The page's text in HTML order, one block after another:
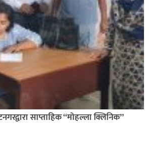
साप्ताहिक “मोहल्ला क्लिनिक”